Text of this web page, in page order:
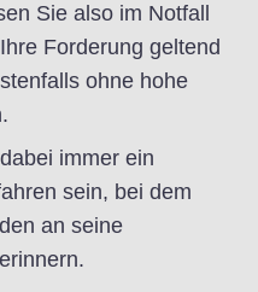
Sie also im Notfall
Forderung geltend
ohne hohe
immer ein
sein, bei dem
an seine